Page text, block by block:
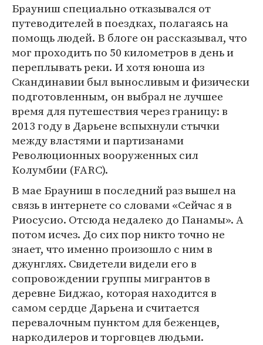
Брауниш специально отказывался от
путеводителей в поездках, полагаясь на
помощь людей. В блоге он рассказывал, что
мог проходить по 50 километров в день и
переплывать реки. И хотя юноша из
Скандинавии был выносливым и физически
подготовленным, он выбрал не лучшее
время для путешествия через границу: в
2013 году в Дарьене вспыхнули стычки
между властями и партизанами
Революционных вооруженных сил
Колумбии (FARC).
В мае Брауниш в последний раз вышел на
связь в интернете со словами «Сейчас я в
Риосусио. Отсюда недалеко до Панамы». А
потом исчез. До сих пор никто точно не
знает, что именно произошло с ним в
джунглях. Свидетели видели его в
сопровождении группы мигрантов в
деревне Биджао, которая находится в
самом сердце Дарьена и считается
перевалочным пунктом для беженцев,
наркодилеров и торговцев людьми.